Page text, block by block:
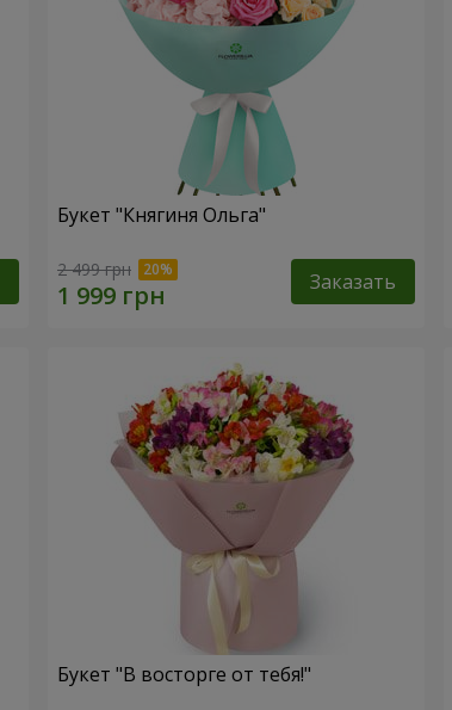
Букет "Княгиня Ольга"
2 499 грн Заказать
Букет "В восторге от тебя!"